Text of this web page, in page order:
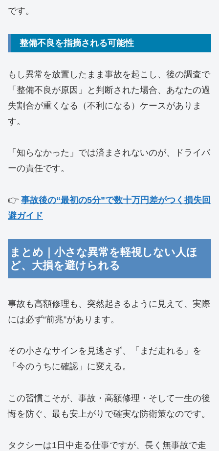
です。
整備不良を指摘される可能性
もし異常を放置したまま事故を起こし、後の調査で
「整備不良が原因」と判断された場合、あなたの過
失割合が重くなる（不利になる）ケースがありま
す。
「知らなかった」では済まされないのが、ドライバ
ーの責任です。
👉 事故後の“最初の5分”で数十万円差がつく損失回
避ガイド
まとめ｜小さな異常を軽視しない人ほ
ど、大損を避けられる
事故も高額修理も、突然起きるように見えて、実際
には必ず“前兆”があります。
その小さなサインを見逃さず、「まだ走れる」を
「今のうちに確認」に変える。
この習慣こそが、事故・高額修理・そして一生の後
悔を防ぐ、最も安上がりで確実な防衛策なのです。
タクシーは1日中走る仕事ですが、長く無事故で走